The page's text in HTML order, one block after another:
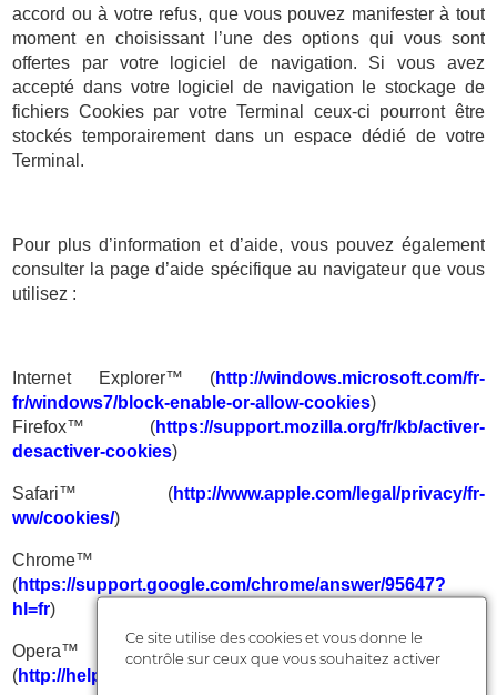
accord ou à votre refus, que vous pouvez manifester à tout
moment en choisissant l’une des options qui vous sont
offertes par votre logiciel de navigation. Si vous avez
accepté dans votre logiciel de navigation le stockage de
fichiers Cookies par votre Terminal ceux-ci pourront être
stockés temporairement dans un espace dédié de votre
Terminal.
Pour plus d’information et d’aide, vous pouvez également
consulter la page d’aide spécifique au navigateur que vous
utilisez :
Internet Explorer™ (http://windows.microsoft.com/fr-
fr/windows7/block-enable-or-allow-cookies)
Firefox™ (https://support.mozilla.org/fr/kb/activer-
desactiver-cookies)
Safari™ (http://www.apple.com/legal/privacy/fr-
ww/cookies/)
Chrome™
(https://support.google.com/chrome/answer/95647?
hl=fr)
Opera™
(http://help.opera.com/Windows/10.20/fr/cookies.html
Ce site utilise des cookies et vous donne le
contrôle sur ceux que vous souhaitez activer